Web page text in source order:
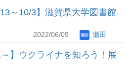
～10/3】滋賀県大学図書館
2022/06/09 瀬田
～】ウクライナを知ろう！展